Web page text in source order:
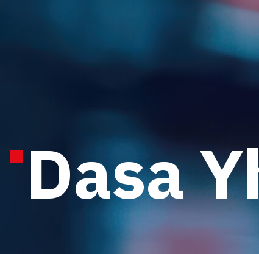
Dasa